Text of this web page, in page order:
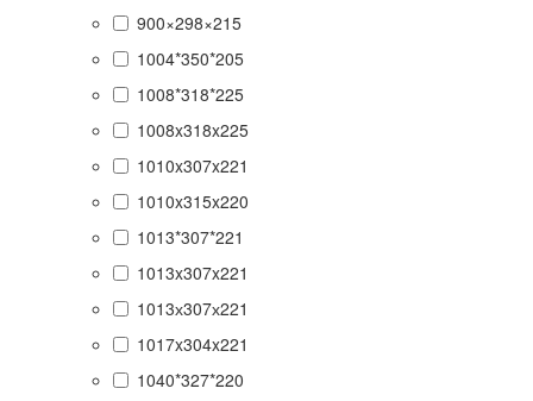
900×298×215
1004*350*205
1008*318*225
1008x318x225
1010x307x221
1010x315x220
1013*307*221
1013x307x221
1013х307х221
1017x304x221
1040*327*220